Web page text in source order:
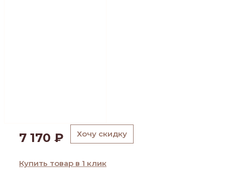
7 170 ₽ Хочу скидку
Купить товар в 1 клик